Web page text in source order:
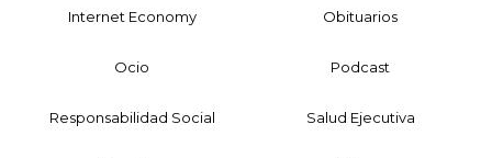
Internet Economy Obituarios
Ocio Podcast
Responsabilidad Social Salud Ejecutiva